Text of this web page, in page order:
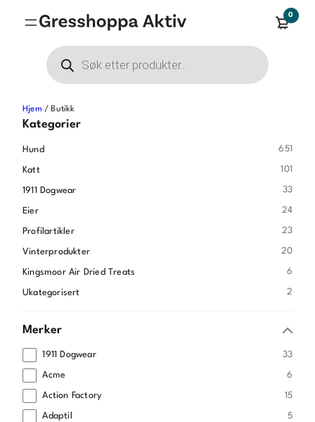
0
Products
search
Hjem / Butikk
Kategorier
Hund 651
Katt 101
1911 Dogwear 33
Eier 24
Profilartikler 23
Vinterprodukter 20
Kingsmoor Air Dried Treats 6
Ukategorisert 2
Merker
1911 Dogwear 33
Acme 6
Action Factory 15
Adaptil 5